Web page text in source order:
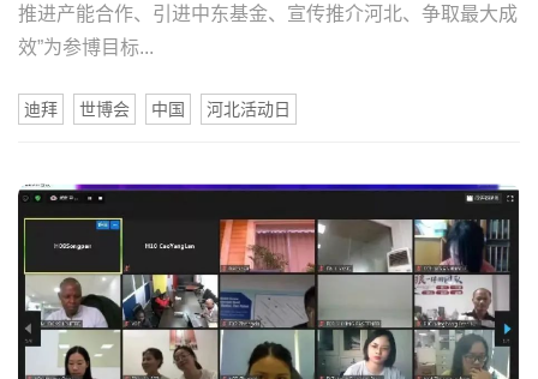
推进产能合作、引进中东基金、宣传推介河北、争取最大成
效”为参博目标...
迪拜 世博会 中国 河北活动日